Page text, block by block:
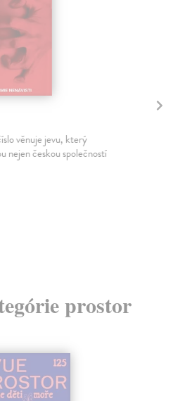
věnuje jevu, který
nejen českou společností
prostor